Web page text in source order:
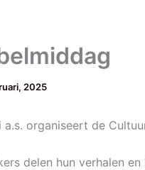
2025
organiseert de
delen hun verhalen